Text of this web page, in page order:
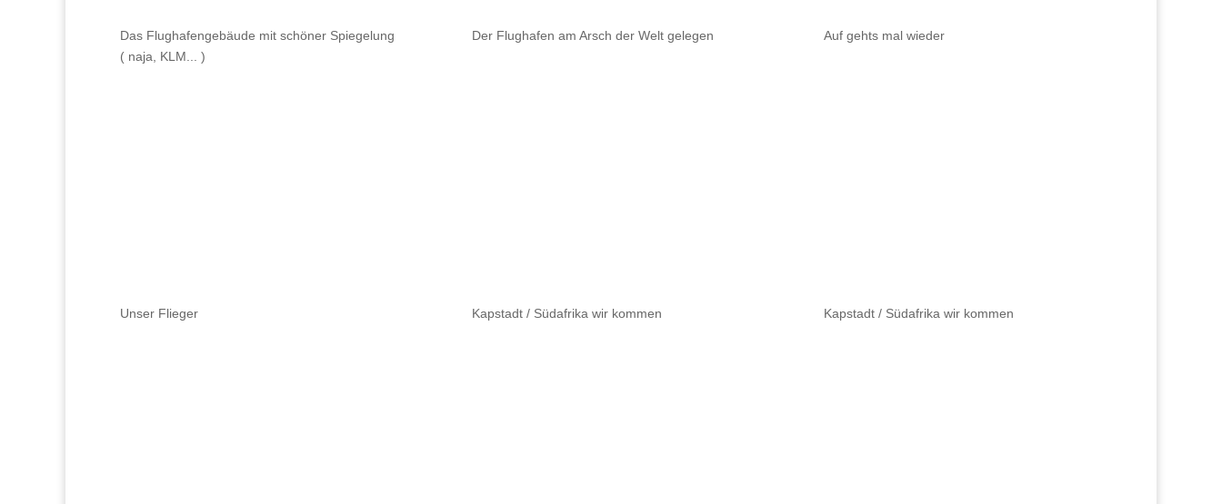
Das Flughafengebäude mit schöner Spiegelung
( naja, KLM... )
Der Flughafen am Arsch der Welt gelegen Auf gehts mal wieder
Unser Flieger Kapstadt / Südafrika wir kommen Kapstadt / Südafrika wir kommen